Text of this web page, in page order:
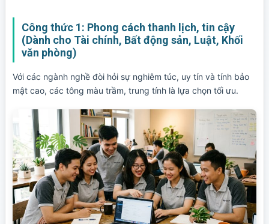
Công thức 1: Phong cách thanh lịch, tin cậy
(Dành cho Tài chính, Bất động sản, Luật, Khối
văn phòng)
Với các ngành nghề đòi hỏi sự nghiêm túc, uy tín và tính bảo
mật cao, các tông màu trầm, trung tính là lựa chọn tối ưu.